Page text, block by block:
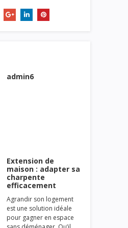
admin6
Extension de
maison : adapter sa
charpente
efficacement
Agrandir son logement
est une solution idéale
pour gagner en espace